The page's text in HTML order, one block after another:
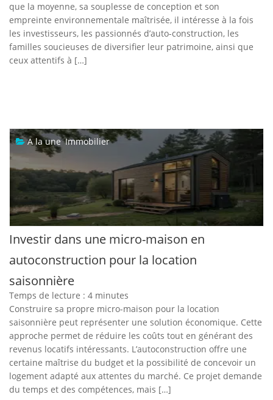
que la moyenne, sa souplesse de conception et son
empreinte environnementale maîtrisée, il intéresse à la fois
les investisseurs, les passionnés d’auto-construction, les
familles soucieuses de diversifier leur patrimoine, ainsi que
ceux attentifs à […]
A la une,Immobilier
Investir dans une micro-maison en
autoconstruction pour la location
saisonnière
Temps de lecture : 4 minutes
Construire sa propre micro-maison pour la location
saisonnière peut représenter une solution économique. Cette
approche permet de réduire les coûts tout en générant des
revenus locatifs intéressants. L’autoconstruction offre une
certaine maîtrise du budget et la possibilité de concevoir un
logement adapté aux attentes du marché. Ce projet demande
du temps et des compétences, mais […]